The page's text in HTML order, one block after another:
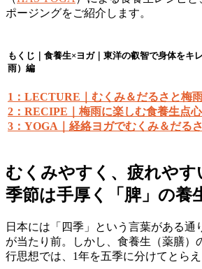
ポージングをご紹介します。
もくじ｜食養生×ヨガ｜東洋の叡智で身体をキ
雨）編
1：LECTURE｜むくみ＆だるさと梅
2：RECIPE｜梅雨に楽しむ食養生点
3：YOGA｜経絡ヨガでむくみ＆だる
むくみやすく、疲れや
季節は手厚く「脾」の養
日本には「四季」という言葉がある通
が当たり前。しかし、食養生（薬膳）
行思想では、1年を五季に分けてとらえ